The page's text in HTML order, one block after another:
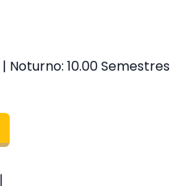
10.00 Semestres